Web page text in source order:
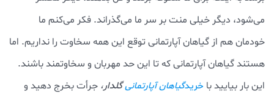
می‌شود، دیگر خیلی منت بر سر ما می‌گذراند. فکر می‌کنم ما
خودمان هم از گیاهان آپارتمانی توقع این همه سخاوت را نداریم. اما
هستند گیاهان آپارتمانی که تا این حد مهربان و سخاوتمند باشند.
این بار بیایید با خریدگیاهان آپارتمانیگلدار، جرأت بخرج دهید و